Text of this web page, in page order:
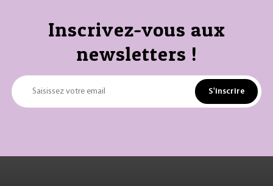
Inscrivez-vous aux
newsletters !
Saisissez votre email S'inscrire